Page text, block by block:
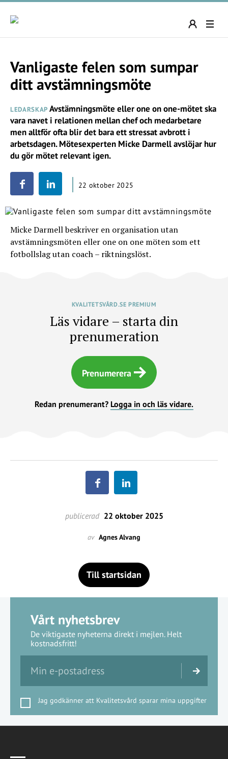
Vanligaste felen som sumpar
ditt avstämningsmöte
LEDARSKAP Avstämningsmöte eller one on one-mötet ska
vara navet i relationen mellan chef och medarbetare
men alltför ofta blir det bara ett stressat avbrott i
arbetsdagen. Mötesexperten Micke Darmell avslöjar hur
du gör mötet relevant igen.
22 oktober 2025
Micke Darmell beskriver en organisation utan
avstämningsmöten eller one on one möten som ett
fotbollslag utan coach – riktningslöst.
KVALITETSVÅRD.SE PREMIUM
Läs vidare – starta din
prenumeration
Prenumerera
Redan prenumerant? Logga in och läs vidare.
publicerad 22 oktober 2025
av Agnes Alvang
Till startsidan
Vårt nyhetsbrev
De viktigaste nyheterna direkt i mejlen. Helt
kostnadsfritt!
Jag godkänner att Kvalitetsvård sparar mina uppgifter